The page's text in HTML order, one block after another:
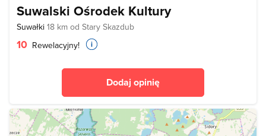
Suwalski Ośrodek Kultury
Suwałki 18 km od Stary Skazdub
10 Rewelacyjny!
Dodaj opinię